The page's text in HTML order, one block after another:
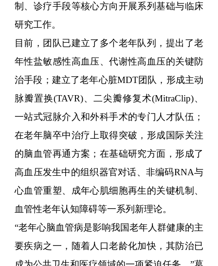
制、诊疗手段等核心方向开展系列基础与临床
研究工作。
目前，团队已建立了多个老年队列，提出了老
年性盐敏感性高血压、代谢性高血压的关键防
治手段；建立了老年心脏MDT团队，形成主动
脉瓣置换(TAVR)、二尖瓣修复术(MitraClip)、
一站式冠脉介入和外科手术的专门人才队伍；
在老年脑卒中治疗上取得突破，形成国际关注
的脑血管再通方案；在基础研究方面，形成了
高血压发生中的组织器官对话、非编码RNA与
心血管重塑、成年心肌细胞再生的关键机制、
血管性老年认知障碍等一系列新理论。
“老年心脑血管病是影响我国老年人群健康的主
要疾病之一，随着人口老龄化加快，其防治已